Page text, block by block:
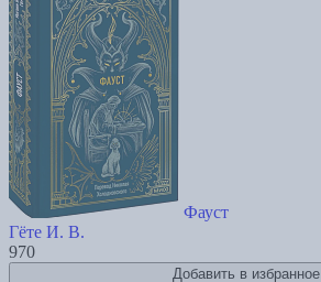
Фауст
Гёте И. В.
970
Добавить в избранное